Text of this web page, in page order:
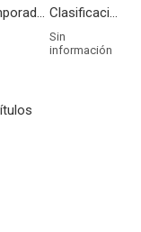
Temporadas Clasificación por edades
Sin
información